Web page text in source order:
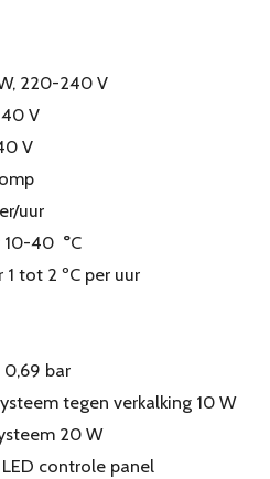
220-240 V
V
V
uur
10-40 °C
tot 2 ºC per uur
0,69 bar
tegen verkalking 10 W
20 W
controle panel